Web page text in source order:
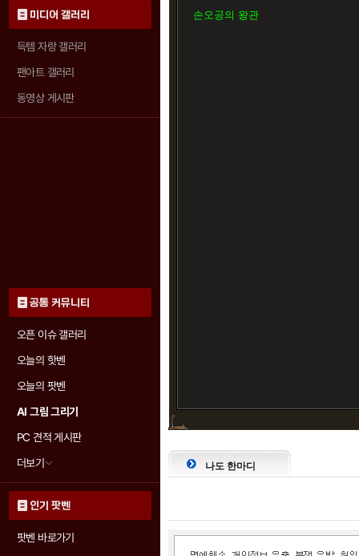
미디어 갤러리
득템 자랑 갤러리
팬아트 갤러리
동영상 게시판
공통 커뮤니티
오픈 이슈 갤러리
오늘의 핫벤
오늘의 팟벤
AI 그림 그리기
PC 견적 게시판
더보기
인기 팟벤
팟벤 바로가기
손오공의 왕관
나도 한마디